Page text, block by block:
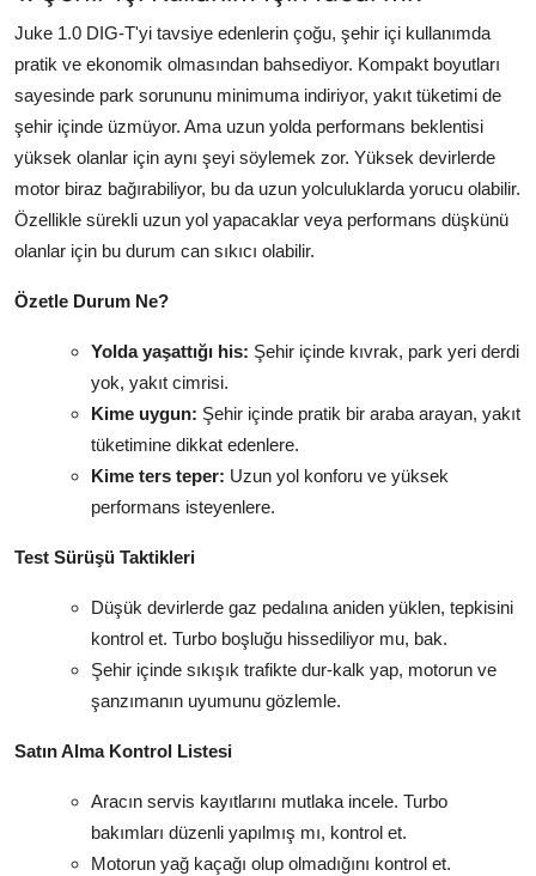
Juke 1.0 DIG-T'yi tavsiye edenlerin çoğu, şehir içi kullanımda
pratik ve ekonomik olmasından bahsediyor. Kompakt boyutları
sayesinde park sorununu minimuma indiriyor, yakıt tüketimi de
şehir içinde üzmüyor. Ama uzun yolda performans beklentisi
yüksek olanlar için aynı şeyi söylemek zor. Yüksek devirlerde
motor biraz bağırabiliyor, bu da uzun yolculuklarda yorucu olabilir.
Özellikle sürekli uzun yol yapacaklar veya performans düşkünü
olanlar için bu durum can sıkıcı olabilir.
Özetle Durum Ne?
Yolda yaşattığı his: Şehir içinde kıvrak, park yeri derdi
yok, yakıt cimrisi.
Kime uygun: Şehir içinde pratik bir araba arayan, yakıt
tüketimine dikkat edenlere.
Kime ters teper: Uzun yol konforu ve yüksek
performans isteyenlere.
Test Sürüşü Taktikleri
Düşük devirlerde gaz pedalına aniden yüklen, tepkisini
kontrol et. Turbo boşluğu hissediliyor mu, bak.
Şehir içinde sıkışık trafikte dur-kalk yap, motorun ve
şanzımanın uyumunu gözlemle.
Satın Alma Kontrol Listesi
Aracın servis kayıtlarını mutlaka incele. Turbo
bakımları düzenli yapılmış mı, kontrol et.
Motorun yağ kaçağı olup olmadığını kontrol et.